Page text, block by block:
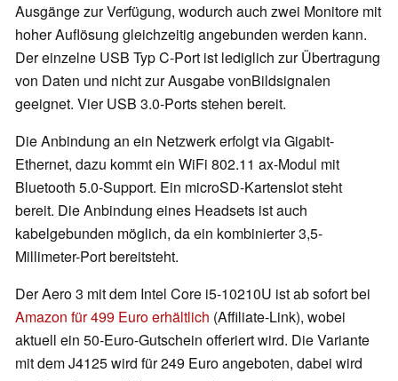
Ausgänge zur Verfügung, wodurch auch zwei Monitore mit
hoher Auflösung gleichzeitig angebunden werden kann.
Der einzelne USB Typ C-Port ist lediglich zur Übertragung
von Daten und nicht zur Ausgabe vonBildsignalen
geeignet. Vier USB 3.0-Ports stehen bereit.
Die Anbindung an ein Netzwerk erfolgt via Gigabit-
Ethernet, dazu kommt ein WiFi 802.11 ax-Modul mit
Bluetooth 5.0-Support. Ein microSD-Kartenslot steht
bereit. Die Anbindung eines Headsets ist auch
kabelgebunden möglich, da ein kombinierter 3,5-
Millimeter-Port bereitsteht.
Der Aero 3 mit dem Intel Core i5-10210U ist ab sofort bei
Amazon für 499 Euro erhältlich (Affiliate-Link), wobei
aktuell ein 50-Euro-Gutschein offeriert wird. Die Variante
mit dem J4125 wird für 249 Euro angeboten, dabei wird